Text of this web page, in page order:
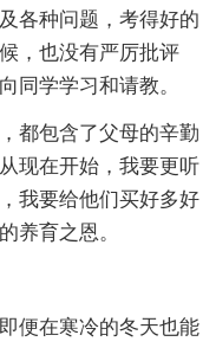
各种问题，考得好的
，也没有严厉批评
同学学习和请教。
都包含了父母的辛勤
现在开始，我要更听
我要给他们买好多好
养育之恩。
便在寒冷的冬天也能